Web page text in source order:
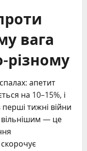
вага
різному
апетит
на 10–15%, і
тижні війни
вільнішим — це